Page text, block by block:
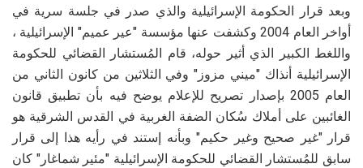
وبعد قرار الحكومة الإسرائيلية والذي صدر في جلسة سرية في
أواخر العام 2004 وكشفت عنها مؤسسة "عير عميم" الإسرائيلية ،
واللغط الكبير الذي أثير حوله، قام المُستشار القضائي للحكومة
الإسرائيلية أنذاك "ميني مزوز" وفي الثلاثين من كانون الثاني من
العام 2005 بإصدار تصريح للإعلام يوضح فيه بأن تطبيق قانون
الغائبين على أملاك سُكان الضفة الغربية في القدس الشرقية هو
قرار "غير صحيح وغير حكيم" وبأنه إستند في رأيه هذا إلى قرار
سابق للمُستشار القضائي للحكومة الإسرائيلية "مئير شماغار" كان